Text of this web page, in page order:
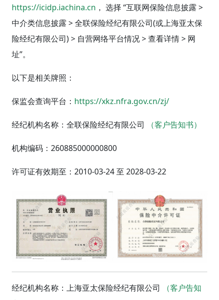
https://icidp.iachina.cn ， 选择 “互联网保险信息披露 >
中介类信息披露 > 全联保险经纪有限公司(或上海亚太保
险经纪有限公司) > 自营网络平台情况 > 查看详情 > 网
址”。
以下是相关牌照：
保监会查询平台： https://xkz.nfra.gov.cn/zj/
经纪机构名称： 全联保险经纪有限公司 （客户告知书）
机构编码：260885000000800
许可证有效期至：2010-03-24 至 2028-03-22
经纪机构名称： 上海亚太保险经纪有限公司
（客户告知